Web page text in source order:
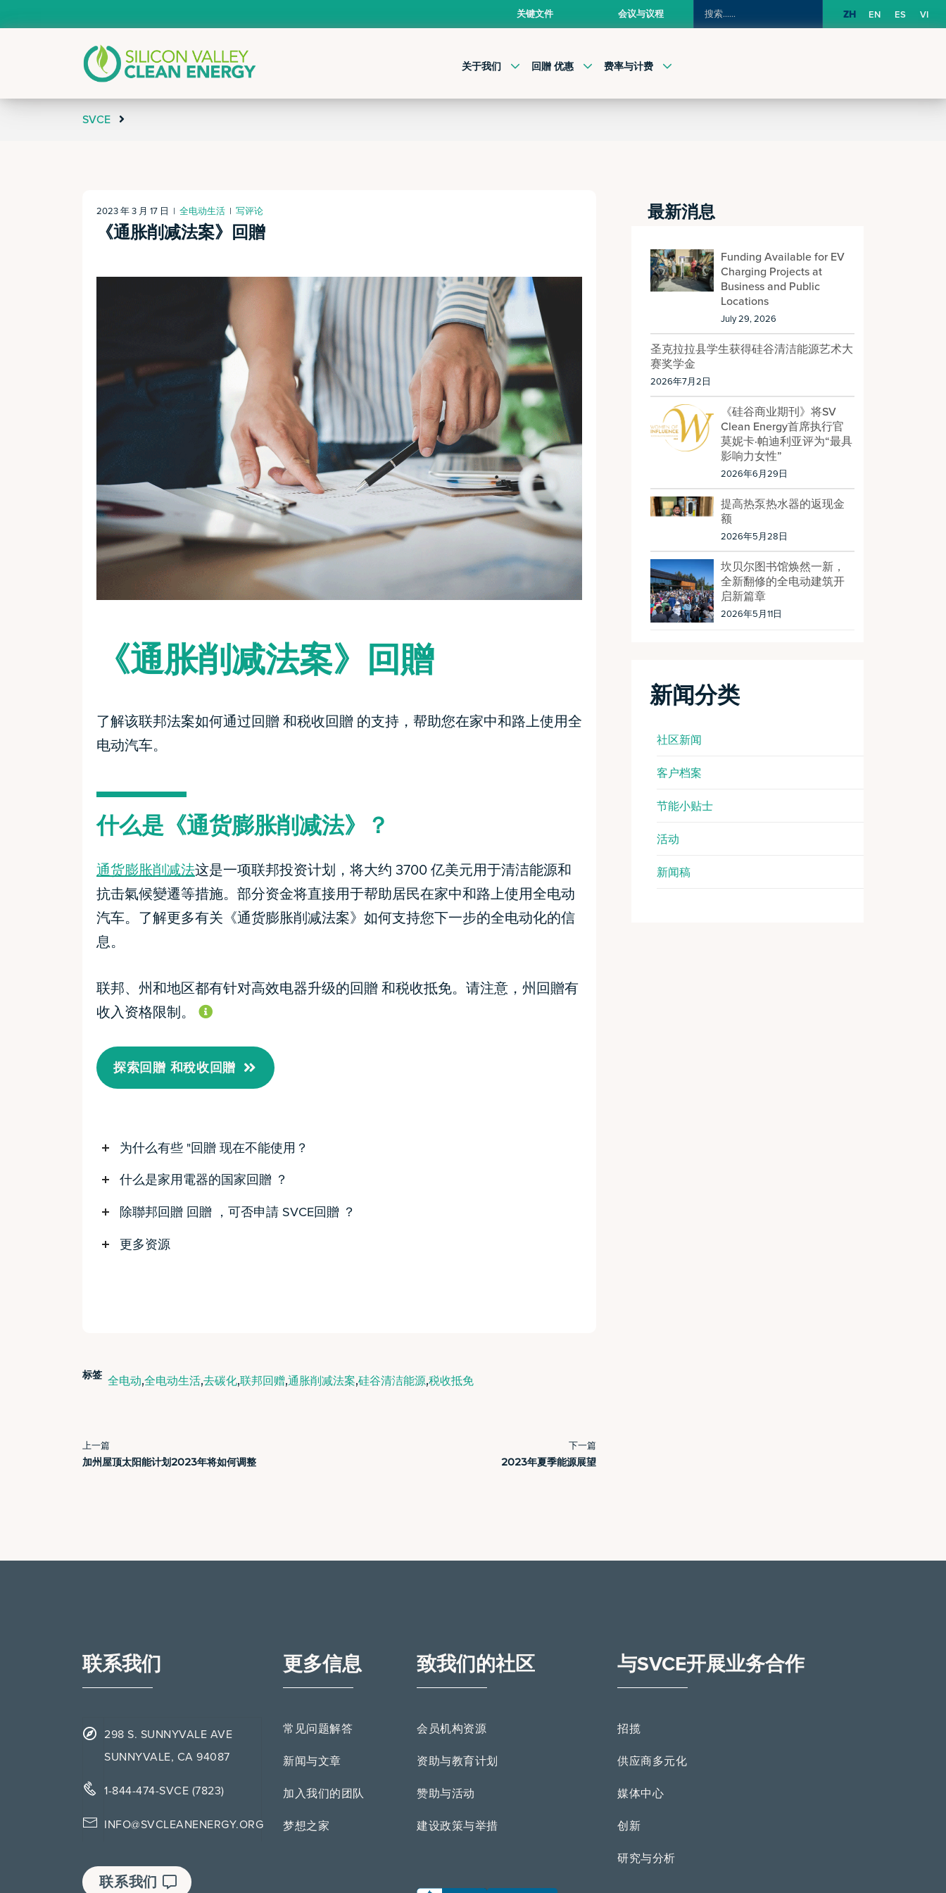
索：
会议与议程
关键文件 ZH EN ES VI
关于我们 回贈 优惠 费率与计费
SVCE
2023 年 3 月 17 日 | 全电动生活 | 写评论
《通胀削减法案》回贈
《通胀削减法案》回贈
了解该联邦法案如何通过回贈 和税收回贈 的支持，帮助您在家中和路上使用全
电动汽车。
什么是《通货膨胀削减法》？
通货膨胀削减法这是一项联邦投资计划，将大约 3700 亿美元用于清洁能源和
抗击氣候變遷等措施。部分资金将直接用于帮助居民在家中和路上使用全电动
汽车。了解更多有关《通货膨胀削减法案》如何支持您下一步的全电动化的信
息。
联邦、州和地区都有针对高效电器升级的回贈 和税收抵免。请注意，州回贈有
收入资格限制。
信息
探索回贈 和稅收回贈
为什么有些 "回贈 现在不能使用？
什么是家用電器的国家回贈 ？
除聯邦回贈 回贈 ，可否申請 SVCE回贈 ？
更多资源
标签 全电动,全电动生活,去碳化,联邦回赠,通胀削减法案,硅谷清洁能源,税收抵免
上一篇
加州屋顶太阳能计划2023年将如何调整
下一篇
2023年夏季能源展望
最新消息
Funding Available for EV
Charging Projects at
Business and Public
Locations
July 29, 2026
圣克拉拉县学生获得硅谷清洁能源艺术大
赛奖学金
2026年7月2日
《硅谷商业期刊》将SV
Clean Energy首席执行官
莫妮卡·帕迪利亚评为“最具
影响力女性”
2026年6月29日
提高热泵热水器的返现金
额
2026年5月28日
坎贝尔图书馆焕然一新，
全新翻修的全电动建筑开
启新篇章
2026年5月11日
新闻分类
社区新闻
客户档案
节能小贴士
活动
新闻稿
联系我们
298 S. SUNNYVALE AVE
SUNNYVALE, CA 94087
1-844-474-SVCE (7823)
INFO@SVCLEANENERGY.ORG
联系我们
更多信息
常见问题解答
新闻与文章
加入我们的团队
梦想之家
致我们的社区
会员机构资源
资助与教育计划
赞助与活动
建设政策与举措
与SVCE开展业务合作
招揽
供应商多元化
媒体中心
创新
研究与分析